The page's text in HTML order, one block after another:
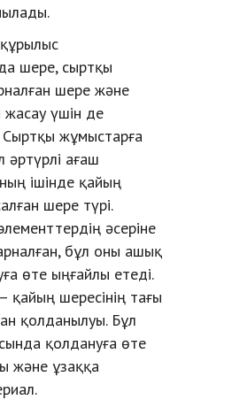
шере, сыртқы
шере және
жасау үшін де
жұмыстарға
әртүрлі ағаш
ішінде қайың
шере түрі.
әсеріне
бұл оны ашық
өте ыңғайлы етеді.
қайың шересінің тағы
қолданылуы. Бұл
қолдануға өте
және ұзаққа